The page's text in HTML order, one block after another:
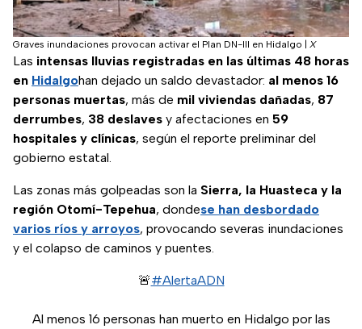
Graves inundaciones provocan activar el Plan DN-III en Hidalgo X
Las intensas lluvias registradas en las últimas 48 horas
en Hidalgohan dejado un saldo devastador: al menos 16
personas muertas, más de mil viviendas dañadas, 87
derrumbes, 38 deslaves y afectaciones en 59
hospitales y clínicas, según el reporte preliminar del
gobierno estatal.
Las zonas más golpeadas son la Sierra, la Huasteca y la
región Otomí-Tepehua, dondese han desbordado
varios ríos y arroyos, provocando severas inundaciones
y el colapso de caminos y puentes.
🚨#AlertaADN
Al menos 16 personas han muerto en Hidalgo por las